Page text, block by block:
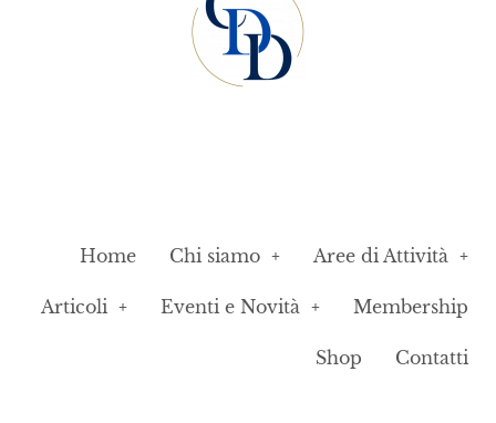
Home Chi siamo Aree di Attività
Articoli Eventi e Novità Membership
Shop Contatti